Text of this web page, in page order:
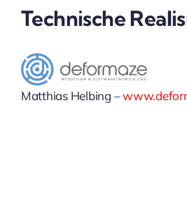
Technische
Matthias Helbing –